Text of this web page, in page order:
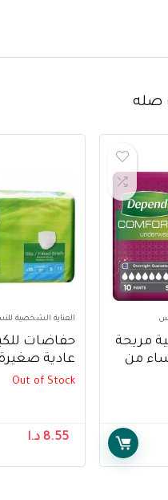
صله
مريحة
من
for
العناية الشخصية
حفاضات
عادية
ديبند ،
Small, 15 pcs
Out of Stock
8.55 د.ا